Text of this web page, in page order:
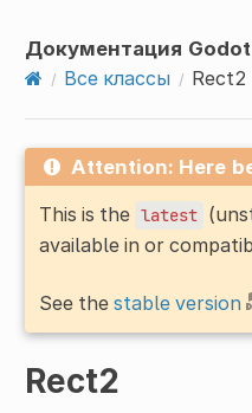
Документация
Все классы
Rect2
Attention: Here
This is the latest
available in or
See the stable version
Rect2